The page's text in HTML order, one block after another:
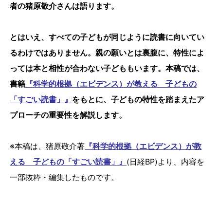
者の猪原敬介さんは語ります。
とはいえ、すべての子どもが同じように読書に向いてい
るわけではありません。親の願いとは裏腹に、特性によ
っては本と相性が合わない子どももいます。本稿では、
書籍 『科学的根拠（エビデンス）が教える 子どもの
「すごい読書」』 をもとに、子どもの特性を踏まえたア
プローチの重要性を解説します。
※本稿は、猪原敬介著 『科学的根拠（エビデンス）が教
える 子どもの「すごい読書」』 (日経BP)より、内容を
一部抜粋・編集したものです。